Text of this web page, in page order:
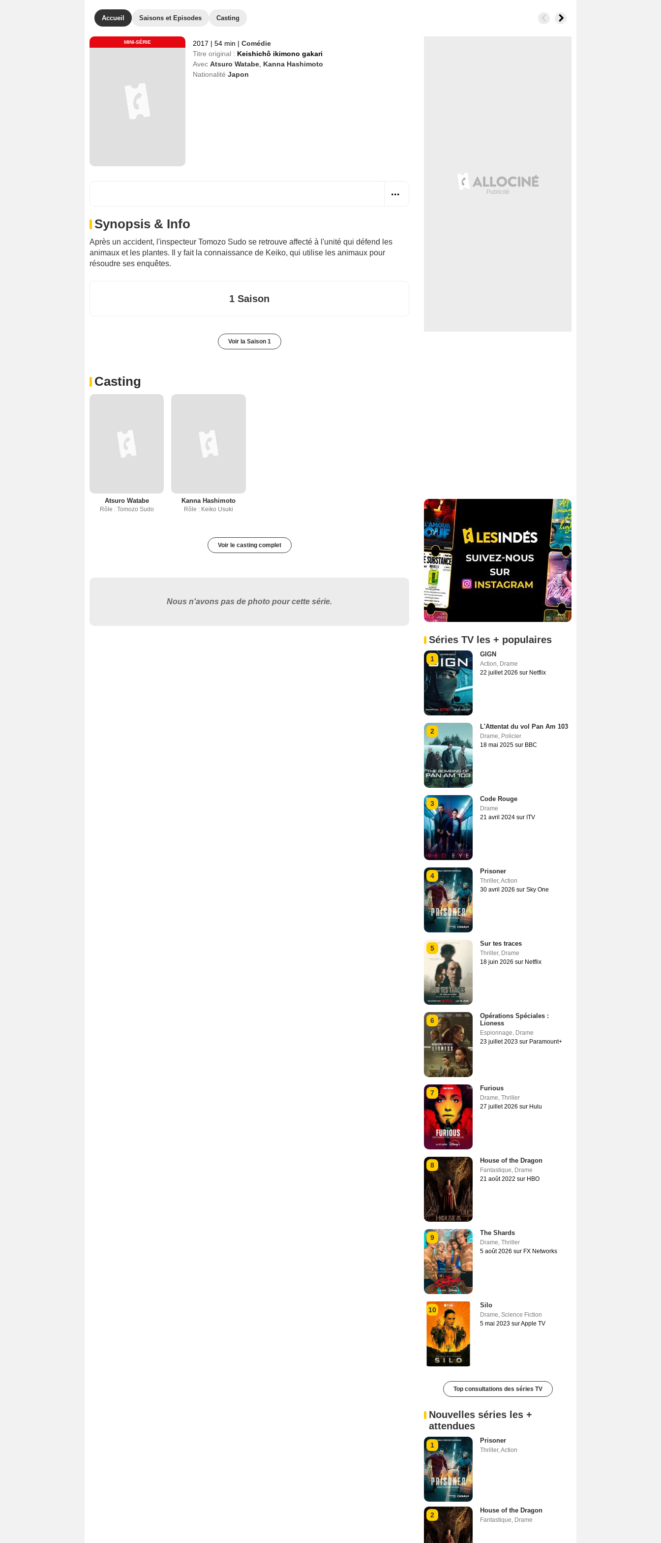
Accueil Saisons et Episodes Casting
MINI-SÉRIE 2017 | 54 min | Comédie
Titre original : Keishichô ikimono gakari
Avec Atsuro Watabe Kanna Hashimoto
Nationalité Japon
Synopsis & Info
Après un accident, l'inspecteur Tomozo Sudo se retrouve affecté à l'unité qui défend les
animaux et les plantes. Il y fait la connaissance de Keiko, qui utilise les animaux pour
résoudre ses enquêtes.
1 Saison
Voir la Saison 1
Casting
Atsuro Watabe
Rôle : Tomozo Sudo
Kanna Hashimoto
Rôle : Keiko Usuki
Voir le casting complet
Nous n'avons pas de photo pour cette série.
Séries TV les + populaires
1
GIGN
Action, Drame
22 juillet 2026 sur Netflix
2
L'Attentat du vol Pan Am 103
Drame, Policier
18 mai 2025 sur BBC
3
Code Rouge
Drame
21 avril 2024 sur ITV
4
Prisoner
Thriller,Action
30 avril 2026 sur Sky One
5
Sur tes traces
Thriller, Drame
18 juin 2026 sur Netflix
6
Opérations Spéciales :
Lioness
Espionnage, Drame
23 juillet 2023 sur Paramount+
7
Furious
Drame, Thriller
27 juillet 2026 sur Hulu
8
House of the Dragon
Fantastique, Drame
21 août 2022 sur HBO
9
The Shards
Drame, Thriller
5 août 2026 sur FX Networks
10
Silo
Drame, Science Fiction
5 mai 2023 sur Apple TV
Top consultations des séries TV
Nouvelles séries les +
attendues
1
Prisoner
Thriller,Action
2
House of the Dragon
Fantastique, Drame